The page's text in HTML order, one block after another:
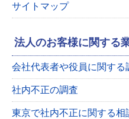
サイトマップ
法人のお客様に関する
会社代表者や役員に関する
社内不正の調査
東京で社内不正に関する